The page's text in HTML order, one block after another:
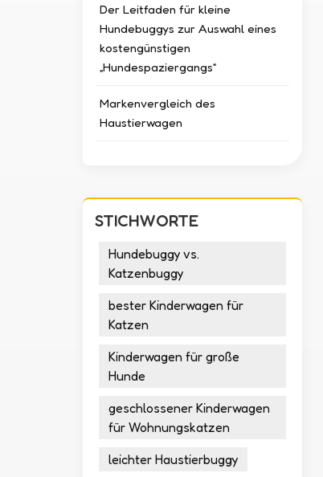
Der Leitfaden für kleine
Hundebuggys zur Auswahl eines
kostengünstigen
„Hundespaziergangs“
Markenvergleich des
Haustierwagen
STICHWORTE
Hundebuggy vs.
Katzenbuggy
bester Kinderwagen für
Katzen
Kinderwagen für große
Hunde
geschlossener Kinderwagen
für Wohnungskatzen
leichter Haustierbuggy